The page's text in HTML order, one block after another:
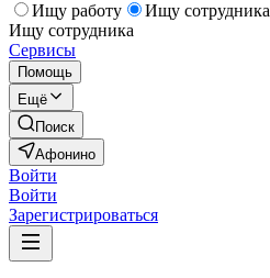
Ищу работу
Ищу сотрудника
Ищу сотрудника
Сервисы
Помощь
Ещё
Поиск
Афонино
Войти
Войти
Зарегистрироваться